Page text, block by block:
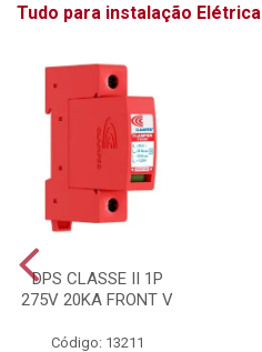
Tudo para instalação Elétrica
DPS CLASSE II 1P
275V 20KA FRONT V
Código: 13211